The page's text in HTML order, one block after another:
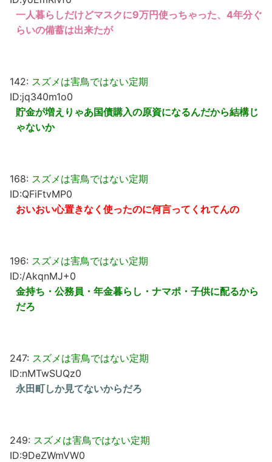
一人暮らしだけどマスクに9万円使っちゃった、4年分ぐ
らいの備蓄は出来たが
142: スズメは害鳥ではない定期
ID:jq340m1o0
貯金が増えりゃあ国債購入の原資になるんだから結構じ
ゃないか
168: スズメは害鳥ではない定期
ID:QFiFtvMP0
おいおい心置きなく使ったのに何言ってくれてんの
196: スズメは害鳥ではない定期
ID:/AkqnMJ+0
金持ち・公務員・年金暮らし・ナマポ・子供に配るから
だろ
247: スズメは害鳥ではない定期
ID:nMTwSUQz0
永田町しか見てないからだろ
249: スズメは害鳥ではない定期
ID:9DeZWmVW0